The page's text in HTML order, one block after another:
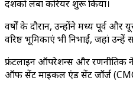
दशकों लंबा करियर शुरू किया।
वर्षों के दौरान, उन्होंने मध्य पूर्व
वरिष्ठ भूमिकाएं भी निभाईं, जहां
फ्रंटलाइन ऑपरेशन्स और रणनीतिक
ऑफ सेंट माइकल एंड सेंट जॉर्ज (CMG)'